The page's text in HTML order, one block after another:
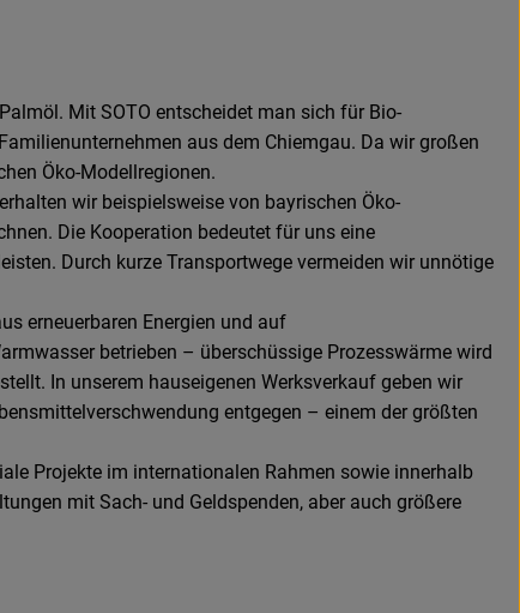
Mit SOTO entscheidet man sich für Bio-
aus dem Chiemgau. Da wir großen
Öko-Modellregionen.
wir beispielsweise von bayrischen Öko-
Die Kooperation bedeutet für uns eine
Durch kurze Transportwege vermeiden wir unnötige
erneuerbaren Energien und auf
betrieben – überschüssige Prozesswärme wird
In unserem hauseigenen Werksverkauf geben wir
entgegen – einem der größten
Projekte im internationalen Rahmen sowie innerhalb
mit Sach- und Geldspenden, aber auch größere